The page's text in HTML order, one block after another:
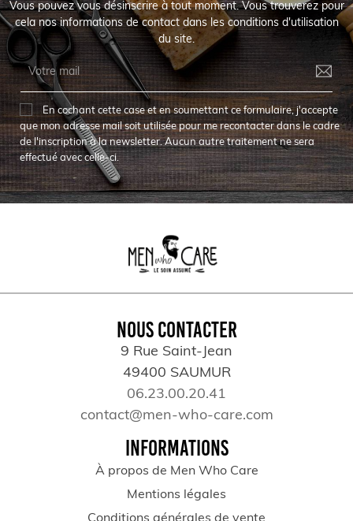
Vous pouvez vous désinscrire à tout moment. Vous trouverez pour
cela nos informations de contact dans les conditions d'utilisation
du site.
En cochant cette case et en soumettant ce formulaire, j'accepte
que mon adresse mail soit utilisée pour me recontacter dans le cadre
de l'inscription à la newsletter. Aucun autre traitement ne sera
effectué avec celle-ci.
NOUS CONTACTER
9 Rue Saint-Jean
49400 SAUMUR
06.23.00.20.41
contact@men-who-care.com
INFORMATIONS
À propos de Men Who Care
Mentions légales